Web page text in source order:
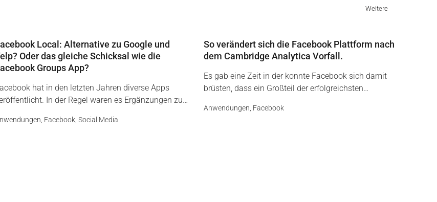
Weitere
Local: Alternative zu Google und
Oder das gleiche Schicksal wie die
Groups App?
hat in den letzten Jahren diverse Apps
In der Regel waren es Ergänzungen zu…
Facebook Social Media
So verändert sich die Facebook Plattform nach
dem Cambridge Analytica Vorfall.
Es gab eine Zeit in der konnte Facebook sich damit
brüsten, dass ein Großteil der erfolgreichsten…
Anwendungen Facebook